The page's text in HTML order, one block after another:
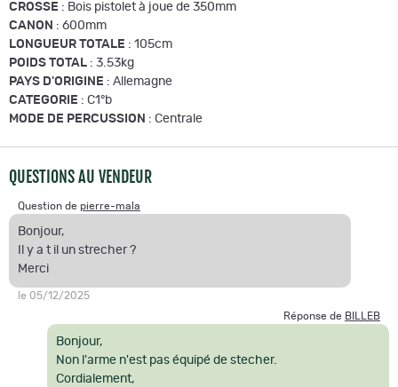
CROSSE : Bois pistolet à joue de 350mm
CANON : 600mm
LONGUEUR TOTALE : 105cm
POIDS TOTAL : 3.53kg
PAYS D'ORIGINE : Allemagne
CATEGORIE : C1°b
MODE DE PERCUSSION : Centrale
QUESTIONS AU VENDEUR
Question de pierre-mala
Bonjour,
Il y a t il un strecher ?
Merci
le 05/12/2025
Réponse de BILLEB
Bonjour,
Non l'arme n'est pas équipé de stecher.
Cordialement,